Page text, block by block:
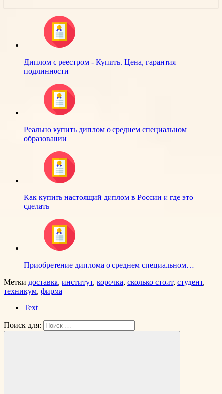
Диплом с реестром - Купить. Цена, гарантия
подлинности
Реально купить диплом о среднем специальном
образовании
Как купить настоящий диплом в России и где это
сделать
Приобретение диплома о среднем специальном…
Метки доставка, институт, корочка, сколько стоит, студент,
техникум, фирма
Text
Поиск для: